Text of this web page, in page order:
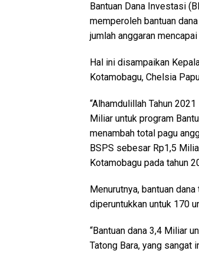
Bantuan Dana Investasi
memperoleh bantuan
jumlah anggaran
Hal ini disampaikan
Kotamobagu, Chelsia
“Alhamdulillah Tahun
Miliar untuk program
menambah total pagu
BSPS sebesar Rp1,5
Kotamobagu pada tahun
Menurutnya, bantuan
diperuntukkan untuk 170
“Bantuan dana 3,4 Miliar
Tatong Bara, yang sangat